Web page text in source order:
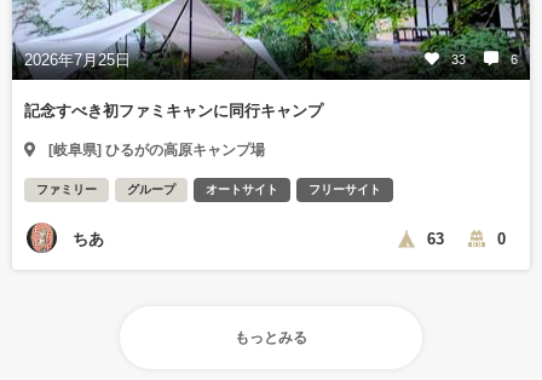
2026年7月25日 33 6
記念すべき初ファミキャンに同行キャンプ
[岐阜県] ひるがの高原キャンプ場
ファミリー グループ オートサイト フリーサイト
ちあ 63 0
もっとみる